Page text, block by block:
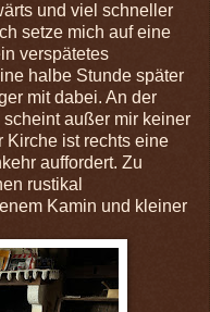
und viel schneller
setze mich auf eine
verspätetes
halbe Stunde später
mit dabei. An der
außer mir keiner
Kirche ist rechts eine
auffordert. Zu
rustikal
Kamin und kleiner